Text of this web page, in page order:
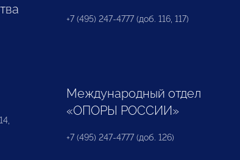
+7 (495) 247-4777 (доб. 116, 117)
Международный отдел
«ОПОРЫ РОССИИ»
+7 (495) 247-4777 (доб. 126)